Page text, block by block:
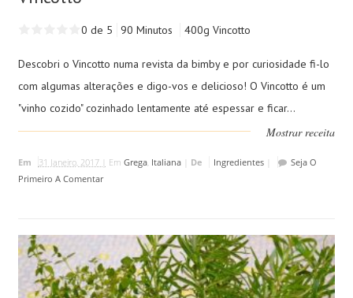
0 de 5 90 Minutos 400g Vincotto
Descobri o Vincotto numa revista da bimby e por curiosidade fi-lo
com algumas alterações e digo-vos e delicioso! O Vincotto é um
"vinho cozido" cozinhado lentamente até espessar e ficar...
Mostrar receita
Em 31 Janeiro, 2017 | Em Grega, Italiana| De Ingredientes|
Seja O
Primeiro A Comentar